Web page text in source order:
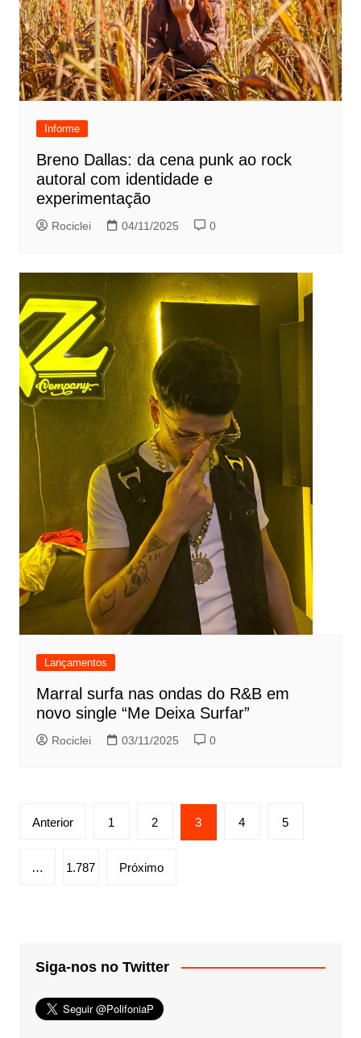
Informe
Breno Dallas: da cena punk ao rock
autoral com identidade e
experimentação
Rociclei 04/11/2025 0
Lançamentos
Marral surfa nas ondas do R&B em
novo single “Me Deixa Surfar”
Rociclei 03/11/2025 0
Paginação
posts
Anterior 1 2 3 4 5
… 1.787 Próximo
Siga-nos no Twitter